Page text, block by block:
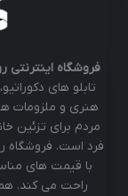
فروشگاه اینترنتی
تابلو های
هنری و ملزومات
مردم برای تزئین
فرد است. فروشگاه
با قیمت های
راحت می کند.